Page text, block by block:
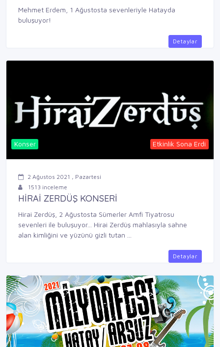
Mehmet Erdem, 1 Ağustosta sevenleriyle Hatayda
buluşuyor!
Detaylar
Konser Etkinlik Sona Erdi
2 Ağustos 2021 , Pazartesi
1513 inceleme
HİRAİ ZERDÜŞ KONSERİ
Hirai Zerdüş, 2 Ağustosta Sümerler Amfi Tiyatrosu
sevenleri ile buluşuyor... Hirai Zerdüş mahlasıyla sahne
alan kimliğini ve yüzünü gizli tutan ...
Detaylar